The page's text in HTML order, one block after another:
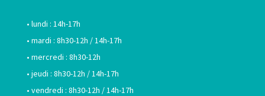
• lundi : 14h-17h
• mardi : 8h30-12h / 14h-17h
• mercredi : 8h30-12h
• jeudi : 8h30-12h / 14h-17h
• vendredi : 8h30-12h / 14h-17h